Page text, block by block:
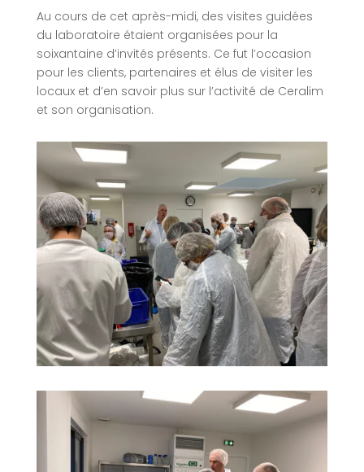
Au cours de cet après-midi, des visites guidées
du laboratoire étaient organisées pour la
soixantaine d’invités présents. Ce fut l’occasion
pour les clients, partenaires et élus de visiter les
locaux et d’en savoir plus sur l’activité de Ceralim
et son organisation.